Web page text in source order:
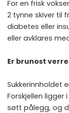
For en frisk
2 tynne skiver til
diabetes eller
eller avklares
Er brunost
Sukkerinnholdet
Forskjellen
søtt pålegg, og